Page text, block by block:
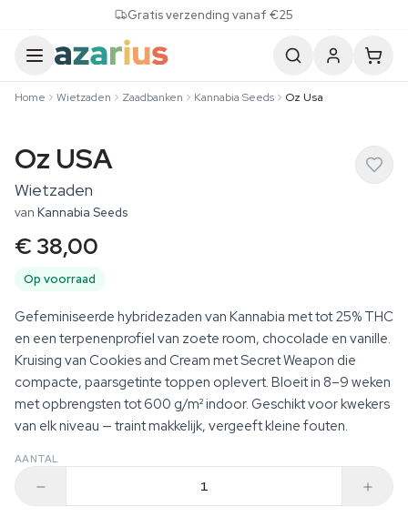
Gratis verzending vanaf €25
Home Wietzaden Zaadbanken Kannabia Seeds Oz Usa
Oz USA
Wietzaden
van Kannabia Seeds
€ 38,00
Op voorraad
Gefeminiseerde hybridezaden van Kannabia met tot 25% THC
en een terpenenprofiel van zoete room, chocolade en vanille.
Kruising van Cookies and Cream met Secret Weapon die
compacte, paarsgetinte toppen oplevert. Bloeit in 8–9 weken
met opbrengsten tot 600 g/m² indoor. Geschikt voor kwekers
van elk niveau — traint makkelijk, vergeeft kleine fouten.
AANTAL